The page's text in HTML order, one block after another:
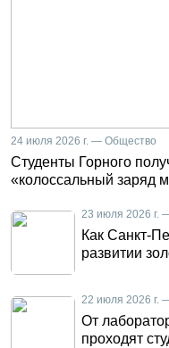
24 июля 2026 г. — Общество
Студенты Горного
«колоссальный заряд
23 июля 2026 г.
Как Санкт-
развитии
22 июля 2026 г.
От
проходят